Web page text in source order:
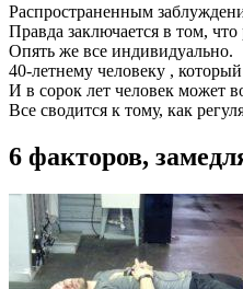
Распространенным
Правда заключается в том,
Опять же все индивидуально.
40-летнему человеку ,
И в сорок лет человек может
Все сводится к тому, как
6 факторов,